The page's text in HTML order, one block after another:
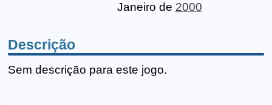
Janeiro de 2000
Descrição
Sem descrição para este jogo.